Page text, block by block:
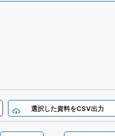
選択した資料をCSV出力